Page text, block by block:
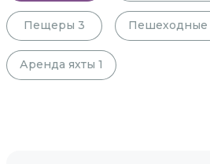
Пещеры 3 Пешеходные
Аренда яхты 1